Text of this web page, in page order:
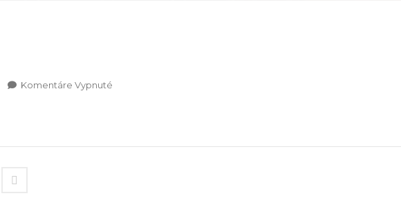
Komentáre Vypnuté